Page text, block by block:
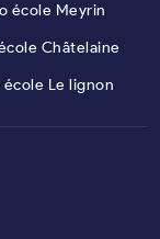
école Meyrin
Châtelaine
Le lignon